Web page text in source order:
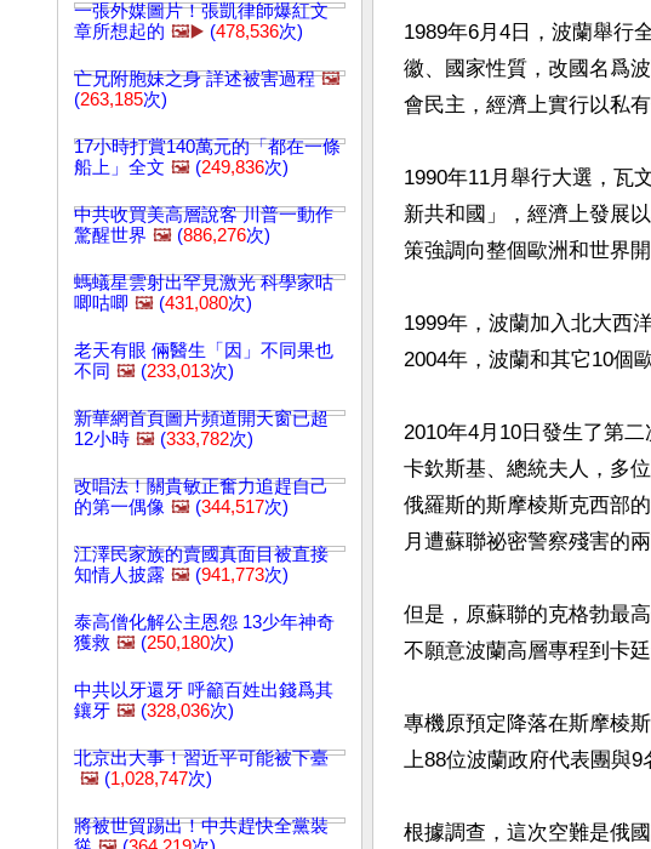
一張外媒圖片！張凱律師爆紅文
章所想起的 🖼️▶️ (478,536次)
亡兄附胞妹之身 詳述被害過程 🖼️
(263,185次)
17小時打賞140萬元的「都在一條
船上」全文 🖼️ (249,836次)
中共收買美高層說客 川普一動作
驚醒世界 🖼️ (886,276次)
螞蟻星雲射出罕見激光 科學家咕
唧咕唧 🖼️ (431,080次)
老天有眼 倆醫生「因」不同果也
不同 🖼️ (233,013次)
新華網首頁圖片頻道開天窗已超
12小時 🖼️ (333,782次)
改唱法！關貴敏正奮力追趕自己
的第一偶像 🖼️ (344,517次)
江澤民家族的賣國真面目被直接
知情人披露 🖼️ (941,773次)
泰高僧化解公主恩怨 13少年神奇
獲救 🖼️ (250,180次)
中共以牙還牙 呼籲百姓出錢爲其
鑲牙 🖼️ (328,036次)
北京出大事！習近平可能被下臺
🖼️ (1,028,747次)
將被世貿踢出！中共趕快全黨裝
1989年6月4日，波蘭舉行
徽、國家性質，改國名爲
會民主，經濟上實行以私
1990年11月舉行大選，瓦
新共和國」，經濟上發展
策強調向整個歐洲和世界開
1999年，波蘭加入北大西
2004年，波蘭和其它10個
2010年4月10日發生了第
卡欽斯基、總統夫人，多
俄羅斯的斯摩棱斯克西部
月遭蘇聯祕密警察殘害的
但是，原蘇聯的克格勃最
不願意波蘭高層專程到卡
專機原預定降落在斯摩棱
上88位波蘭政府代表團與9
根據調查，這次空難是俄